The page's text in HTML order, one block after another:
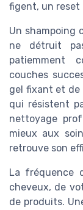
figent, un reset
Un shampoing
ne détruit
patiemment
couches
gel fixant et de
qui résistent
nettoyage
mieux aux
retrouve son
La fréquence
cheveux, de
de produits.